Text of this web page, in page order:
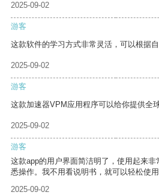
2025-09-02
游客
这款软件的学习方式非常灵活，可以根据
2025-09-02
游客
这款加速器VPM应用程序可以给你提供全
2025-09-02
游客
这款app的用户界面简洁明了，使用起来
悉操作。我不用看说明书，就可以轻松使用
2025-09-02